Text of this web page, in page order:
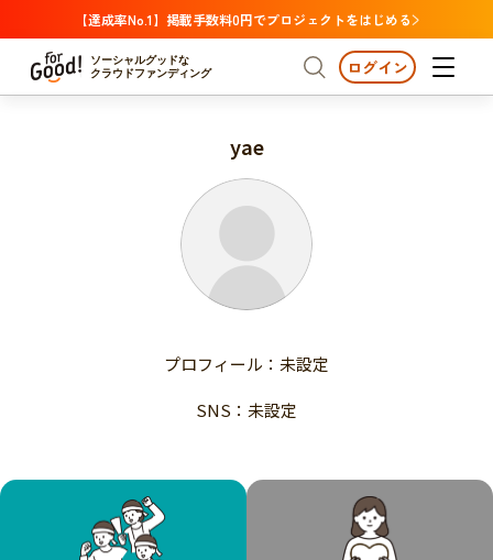
【達成率No.1】掲載手数料0円でプロジェクトをはじめる
ソーシャルグッドな
クラウドファンディング
プロジェクトからさがす 注目
支援金額が多い
支援人数が多い
終了日が近い
国際協力
子ども・教育
フード・農業
文化
環境・エシカル
人権・マイノリティ
プロジェクトからさがす
支援金額が多い
終了日が近い
カテゴリーからさがす
医療・福祉
子ども・教育
人権・マイノリティ
北海道 青森 岩手 宮城
秋田
福島
ログイン
yae
プロフィール：未設定
SNS：未設定